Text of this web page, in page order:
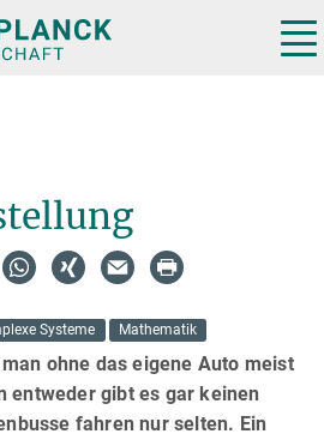
Systeme Mathematik
ohne das eigene Auto meist
entweder gibt es gar keinen
fahren nur selten. Ein